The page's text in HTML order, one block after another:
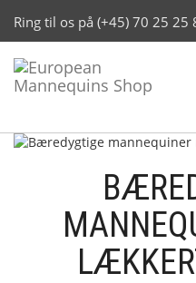
Ring til os på (+45) 70 25 25